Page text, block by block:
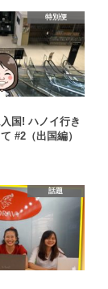
特別便
国! ハノイ行き
#2（出国編）
話題